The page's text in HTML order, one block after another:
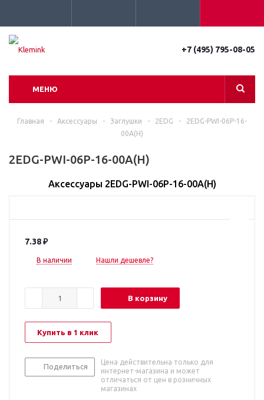
+7 (495) 795-08-05
МЕНЮ
Главная - Аксессуары - Заглушки - 2EDG -
2EDG-PWI-06P-16-
00A(H)
2EDG-PWI-06P-16-00A(H)
Аксессуары 2EDG-PWI-06P-16-00A(H)
7.38₽
В наличии Нашли дешевле?
В корзину
Купить в 1 клик
Поделиться
Цена действительна только для
интернет-магазина и может
отличаться от цен в розничных
магазинах